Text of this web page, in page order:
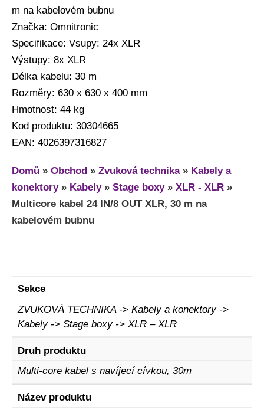
m na kabelovém bubnu
Značka: Omnitronic
Specifikace: Vsupy: 24x XLR
Výstupy: 8x XLR
Délka kabelu: 30 m
Rozměry: 630 x 630 x 400 mm
Hmotnost: 44 kg
Kod produktu: 30304665
EAN: 4026397316827
Domů » Obchod » Zvuková technika» Kabely a
konektory» Kabely» Stage boxy» XLR - XLR »
Multicore kabel 24 IN/8 OUT XLR, 30 m na
kabelovém bubnu
Sekce
ZVUKOVÁ TECHNIKA -> Kabely a konektory ->
Kabely -> Stage boxy -> XLR – XLR
Druh produktu
Multi-core kabel s navíjecí cívkou, 30m
Název produktu